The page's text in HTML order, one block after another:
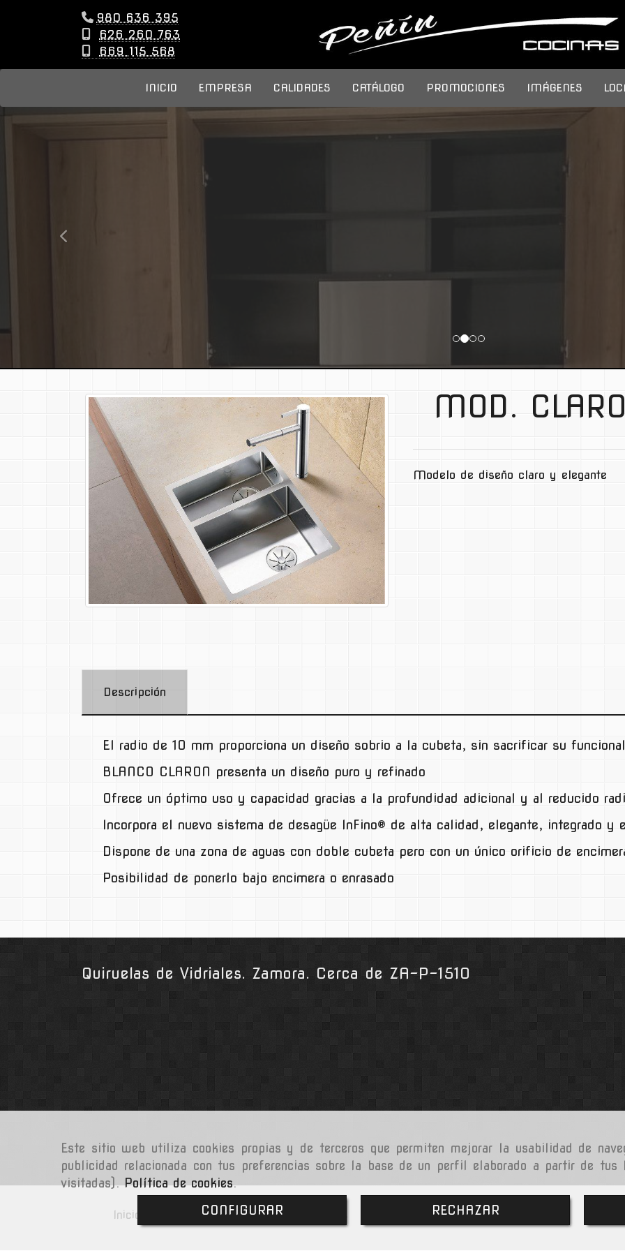
Este sitio web utiliza cookies propias y de terceros que permiten mejorar la usabilidad de
publicidad relacionada con tus preferencias sobre la base de un perfil elaborado a partir de tus
visitadas).Política de cookies.
CONFIGURAR
RECHAZAR
980 636 395
626 260 763
669 115 568
INICIO EMPRESA CALIDADES CATÁLOGO PROMOCIONES IMÁGENES
MOD.
Modelo de diseño claro y elegante
Descripción
El radio de 10 mm proporciona un diseño sobrio a la cubeta, sin sacrificar su
BLANCO CLARON presenta un diseño puro y refinado
Ofrece un óptimo uso y capacidad gracias a la profundidad adicional y al reducido
Incorpora el nuevo sistema de desagüe InFino® de alta calidad, elegante, integrado y
Dispone de una zona de aguas con doble cubeta pero con un único orificio de
Posibilidad de ponerlo bajo encimera o enrasado
Quiruelas de Vidriales. Zamora. Cerca de ZA-P-1510
Inicio Aviso Legal Política de cookies Política de Privacidad